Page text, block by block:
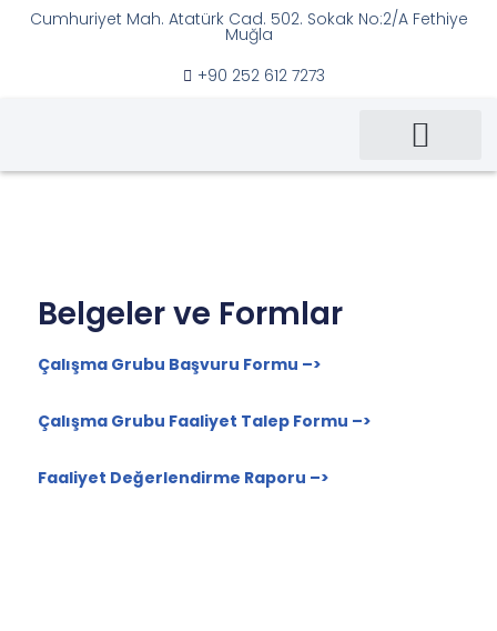
Cumhuriyet Mah. Atatürk Cad. 502. Sokak No:2/A Fethiye
Muğla
+90 252 612 7273
Belgeler ve Formlar
Çalışma Grubu Başvuru Formu –>
Çalışma Grubu Faaliyet Talep Formu –>
Faaliyet Değerlendirme Raporu –>